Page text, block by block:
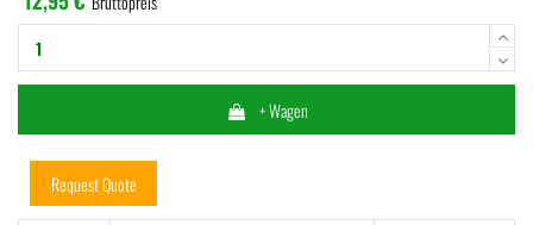
+ Wagen
Request Quote